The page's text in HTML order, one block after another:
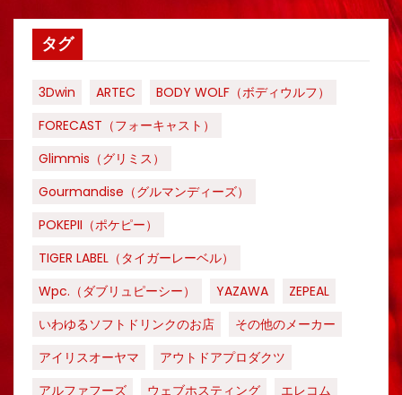
タグ
3Dwin ARTEC
BODY WOLF（ボディウルフ）
FORECAST（フォーキャスト）
Glimmis（グリミス）
Gourmandise（グルマンディーズ）
POKEPII（ポケピー）
TIGER LABEL（タイガーレーベル）
Wpc.（ダブリュピーシー）
YAZAWA
ZEPEAL
いわゆるソフトドリンクのお店
その他のメーカー
アイリスオーヤマ
アウトドアプロダクツ
アルファフーズ
ウェブホスティング
エレコム